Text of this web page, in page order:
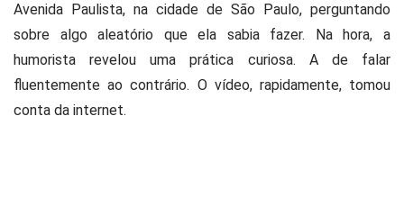
Avenida Paulista, na cidade de São Paulo, perguntando
sobre algo aleatório que ela sabia fazer. Na hora, a
humorista revelou uma prática curiosa. A de falar
fluentemente ao contrário. O vídeo, rapidamente, tomou
conta da internet.